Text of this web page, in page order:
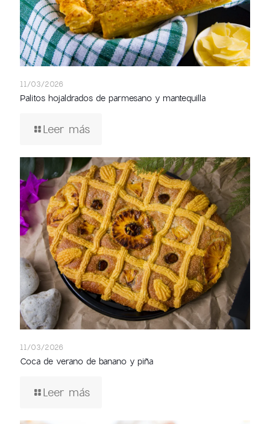
11/03/2026
Palitos hojaldrados de parmesano y mantequilla
Leer más
11/03/2026
Coca de verano de banano y piña
Leer más